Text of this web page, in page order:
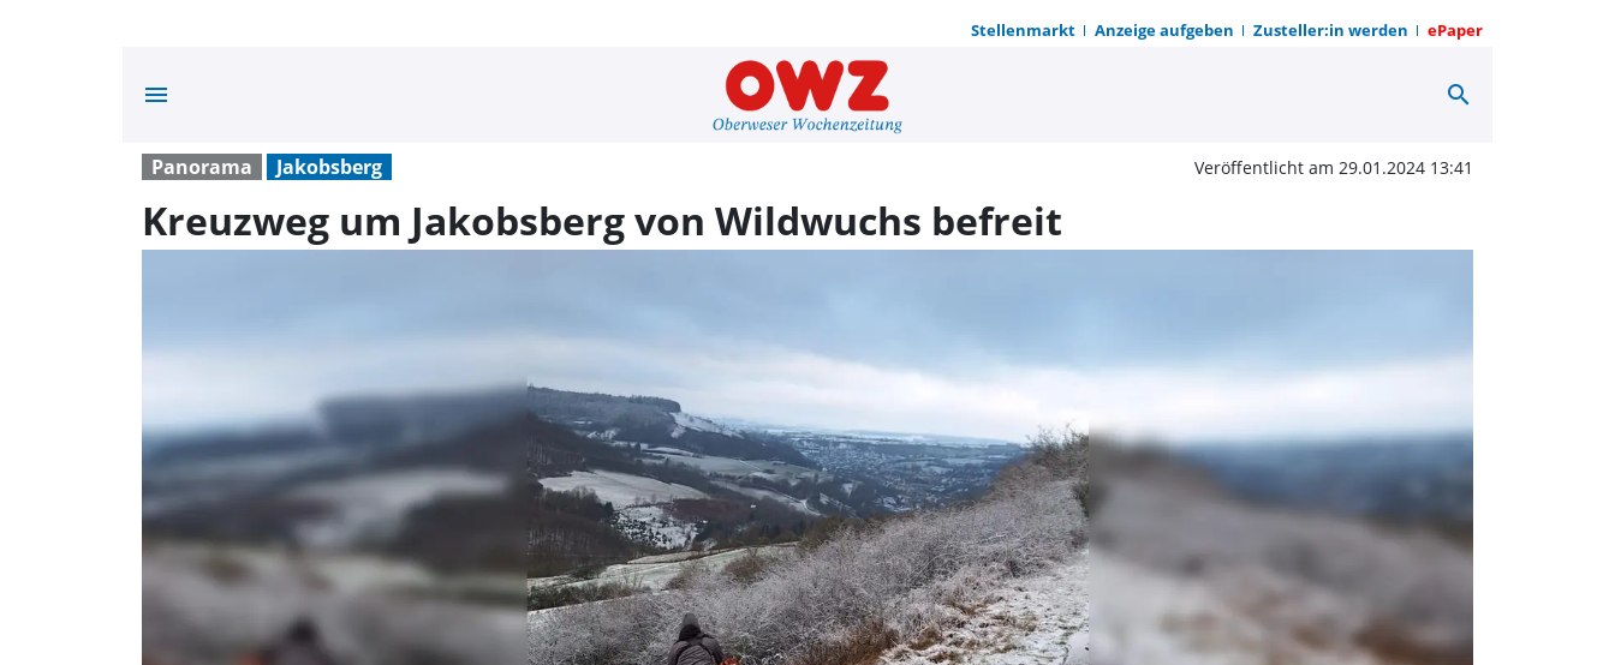
Stellenmarkt Anzeige aufgeben Zusteller:in werden ePaper
menu Kreuzweg um Jakobsberg von
search
Panorama Jakobsberg Veröffentlicht am 29.01.2024 13:41
Kreuzweg um Jakobsberg von Wildwuchs befreit